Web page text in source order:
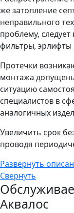
же затопление
неправильного
проблему,
фильтры, эрлифты
Протечки
монтажа
ситуацию
специалистов в
аналогичных
Увеличить срок
проводя
Развернуть
Свернуть
Аквалос